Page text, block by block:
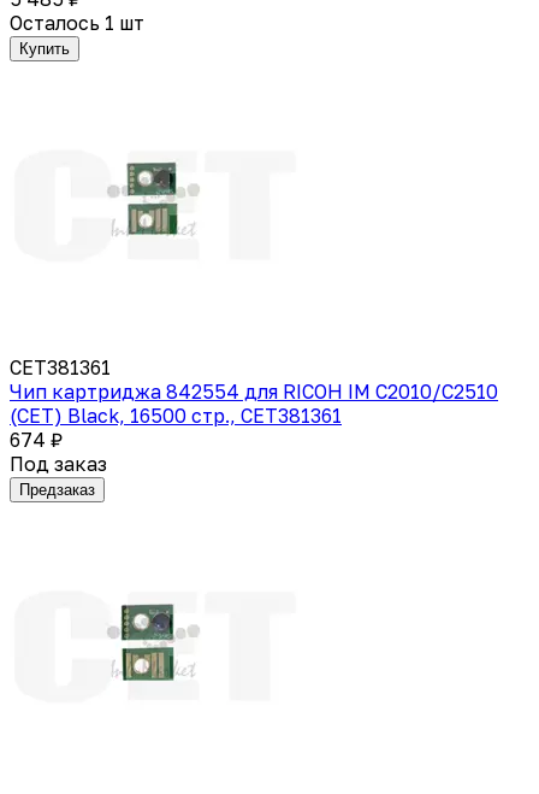
Осталось 1 шт
Купить
CET381361
Чип картриджа 842554 для RICOH IM C2010/C2510
(CET) Black, 16500 стр., CET381361
674 ₽
Под заказ
Предзаказ